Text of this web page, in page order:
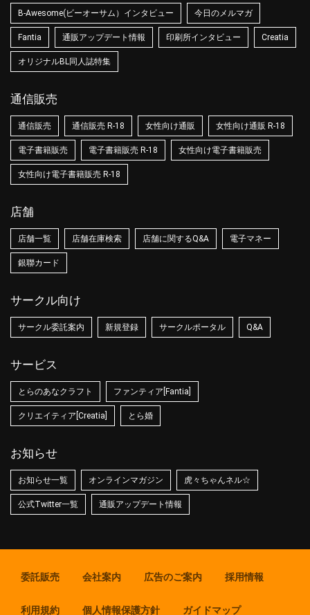
B-Awesome(ビーオーサム）インタビュー 今日のメルマガ
Fantia 通販アップデート情報 印刷所インタビュー Creatia
オリジナルBL同人誌特集
通信販売
通信販売 通信販売 R-18 女性向け通販 女性向け通販 R-18
電子書籍販売 電子書籍販売 R-18 女性向け電子書籍販売
女性向け電子書籍販売 R-18
店舗
店舗一覧 店舗在庫検索 店舗に関するQ&A 電子マネー
銀聯カード
サークル向け
サークル委託案内 新規登録 サークルポータル Q&A
サービス
とらのあなクラフト ファンティア[Fantia]
クリエイティア[Creatia] とら婚
お知らせ
お知らせ一覧 オンラインマガジン 虎々ちゃんネル☆
公式Twitter一覧 通販アップデート情報
委託販売 会社案内 広告のご案内 採用情報
利用規約 個人情報保護方針 ガイドマップ